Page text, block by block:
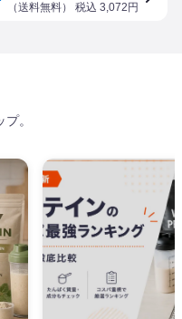
（送料無料） 税込 3,072 円
。